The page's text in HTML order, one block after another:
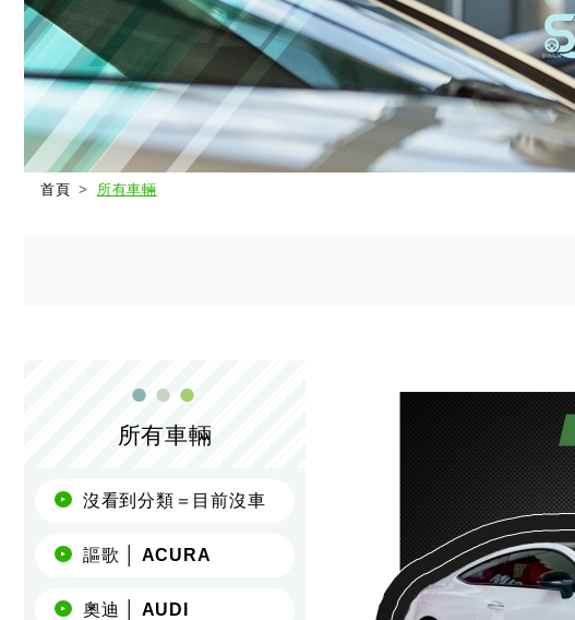
首頁 所有車輛
所有車輛
沒看到分類＝目前沒車
謳歌 │ ACURA
奧迪 │ AUDI